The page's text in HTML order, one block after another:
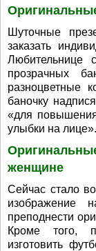
Шуточные
заказать
Любительнице
прозрачных
разноцветные
баночку
«для
улыбки на лице».
женщине
Сейчас стало
изображение
преподнести
Кроме того,
изготовить